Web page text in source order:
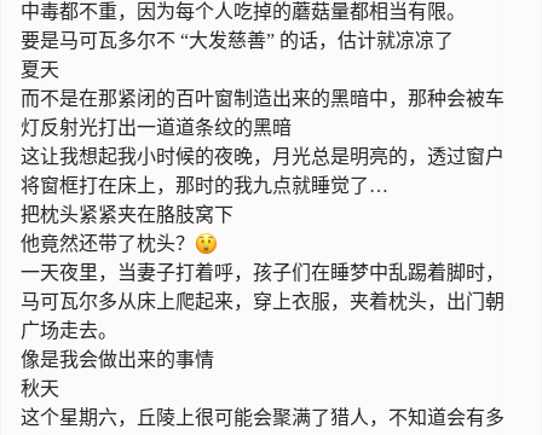
中毒都不重，因为每个人吃掉的蘑菇量都相当有限。
要是马可瓦多尔不 “大发慈善” 的话，估计就凉凉了
夏天
而不是在那紧闭的百叶窗制造出来的黑暗中，那种会被车
灯反射光打出一道道条纹的黑暗
这让我想起我小时候的夜晚，月光总是明亮的，透过窗户
将窗框打在床上，那时的我九点就睡觉了…
把枕头紧紧夹在胳肢窝下
他竟然还带了枕头？😲
一天夜里，当妻子打着呼，孩子们在睡梦中乱踢着脚时，
马可瓦尔多从床上爬起来，穿上衣服，夹着枕头，出门朝
广场走去。
像是我会做出来的事情
秋天
这个星期六，丘陵上很可能会聚满了猎人，不知道会有多